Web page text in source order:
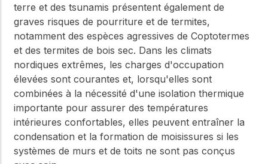
terre et des tsunamis présentent également de
graves risques de pourriture et de termites,
notamment des espèces agressives de Coptotermes
et des termites de bois sec. Dans les climats
nordiques extrêmes, les charges d'occupation
élevées sont courantes et, lorsqu'elles sont
combinées à la nécessité d'une isolation thermique
importante pour assurer des températures
intérieures confortables, elles peuvent entraîner la
condensation et la formation de moisissures si les
systèmes de murs et de toits ne sont pas conçus